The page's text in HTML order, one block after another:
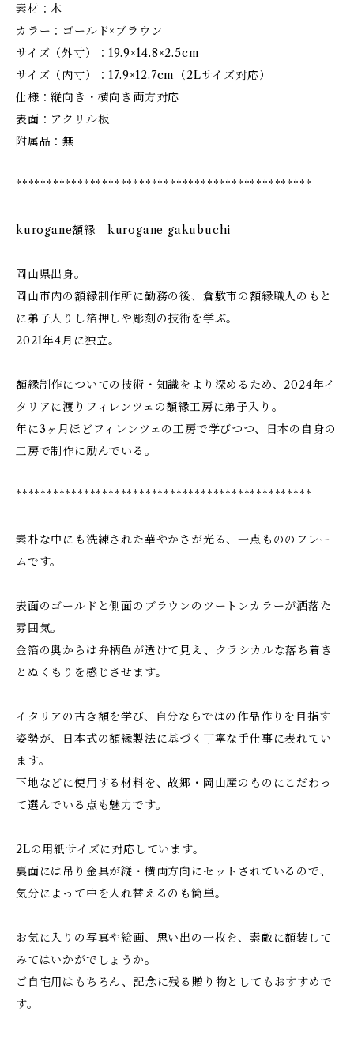
素材：木
カラー：ゴールド×ブラウン
サイズ（外寸）：19.9×14.8×2.5cm
サイズ（内寸）：17.9×12.7cm（2Lサイズ対応）
仕様：縦向き・横向き両方対応
表面：アクリル板
附属品：無
************************************************
kurogane額縁 kurogane gakubuchi
岡山県出身。
岡山市内の額縁制作所に勤務の後、倉敷市の額縁職人のもと
に弟子入りし箔押しや彫刻の技術を学ぶ。
2021年4月に独立。
額縁制作についての技術・知識をより深めるため、2024年イ
タリアに渡りフィレンツェの額縁工房に弟子入り。
年に3ヶ月ほどフィレンツェの工房で学びつつ、日本の自身の
工房で制作に励んでいる。
************************************************
素朴な中にも洗練された華やかさが光る、一点もののフレー
ムです。
表面のゴールドと側面のブラウンのツートンカラーが洒落た
雰囲気。
金箔の奥からは弁柄色が透けて見え、クラシカルな落ち着き
とぬくもりを感じさせます。
イタリアの古き額を学び、自分ならではの作品作りを目指す
姿勢が、日本式の額縁製法に基づく丁寧な手仕事に表れてい
ます。
下地などに使用する材料を、故郷・岡山産のものにこだわっ
て選んでいる点も魅力です。
2Lの用紙サイズに対応しています。
裏面には吊り金具が縦・横両方向にセットされているので、
気分によって中を入れ替えるのも簡単。
お気に入りの写真や絵画、思い出の一枚を、素敵に額装して
みてはいかがでしょうか。
ご自宅用はもちろん、記念に残る贈り物としてもおすすめで
す。